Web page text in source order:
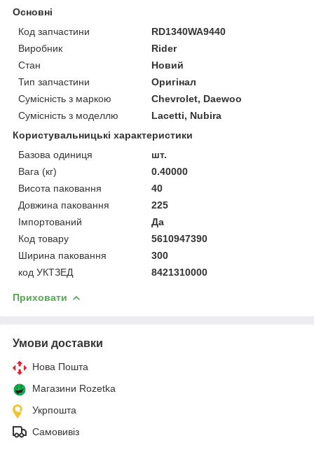
Основні
Код запчастини
RD1340WA9440
Виробник
Rider
Стан
Новий
Тип запчастини
Оригінал
Сумісність з маркою
Chevrolet, Daewoo
Сумісність з моделлю
Lacetti, Nubira
Користувальницькі характеристики
Базова одиниця
шт.
Вага (кг)
0.40000
Висота паковання
40
Довжина паковання
225
Імпортований
Да
Код товару
5610947390
Ширина паковання
300
код УКТЗЕД
8421310000
Приховати
Умови доставки
Нова Пошта
Магазини Rozetka
Укрпошта
Самовивіз